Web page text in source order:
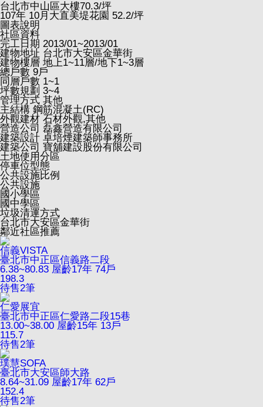
台北市中山區大樓70.3/坪
107年 10月大直美堤花園 52.2/坪
圖表說明
社區資料
完工日期 2013/01~2013/01
建物地址 台北市大安區金華街
建物樓層 地上1~11層/地下1~3層
總戶數 9戶
同層戶數 1~1
坪數規劃 3~4
管理方式 其他
主結構 鋼筋混凝土(RC)
外觀建材 石材外觀,其他
營造公司 磊鑫營造有限公司
建築設計 卓培煙建築師事務所
建築公司 寶舖建設股份有限公司
土地使用分區
停車位型態
公共設施比例
公共設施
國小學區
國中學區
垃圾清運方式
台北市大安區金華街
鄰近社區推薦
信義VISTA
臺北市中正區信義路二段
6.38~80.83 屋齡17年 74戶
198.3
待售2筆
仁愛展宜
臺北市中正區仁愛路二段15巷
13.00~38.00 屋齡15年 13戶
115.7
待售2筆
璞慧SOFA
臺北市大安區師大路
8.64~31.09 屋齡17年 62戶
152.4
待售2筆